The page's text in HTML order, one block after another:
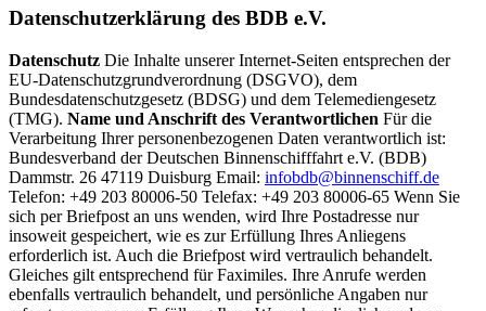
Datenschutzerklärung des BDB e.V.
Datenschutz Die Inhalte unserer Internet-Seiten entsprechen der
EU-Datenschutzgrundverordnung (DSGVO), dem
Bundesdatenschutzgesetz (BDSG) und dem Telemediengesetz
(TMG). Name und Anschrift des Verantwortlichen Für die
Verarbeitung Ihrer personenbezogenen Daten verantwortlich ist:
Bundesverband der Deutschen Binnenschifffahrt e.V. (BDB)
Dammstr. 26 47119 Duisburg Email: infobdb@binnenschiff.de
Telefon: +49 203 80006-50 Telefax: +49 203 80006-65 Wenn Sie
sich per Briefpost an uns wenden, wird Ihre Postadresse nur
insoweit gespeichert, wie es zur Erfüllung Ihres Anliegens
erforderlich ist. Auch die Briefpost wird vertraulich behandelt.
Gleiches gilt entsprechend für Faximiles. Ihre Anrufe werden
ebenfalls vertraulich behandelt, und persönliche Angaben nur